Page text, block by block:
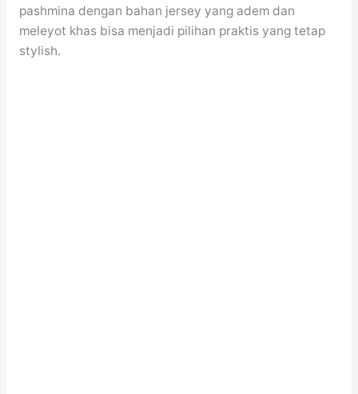
pashmina dengan bahan jersey yang adem dan
meleyot khas bisa menjadi pilihan praktis yang tetap
stylish.